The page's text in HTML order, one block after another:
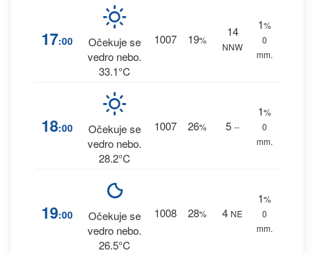
17:00
Očekuje se
vedro nebo.
33.1°C
1007 19%
14
NNW
1%
0
mm.
18:00
Očekuje se
vedro nebo.
28.2°C
1007 26% 5 --
1%
0
mm.
19:00
Očekuje se
vedro nebo.
26.5°C
1008 28% 4 NE
1%
0
mm.